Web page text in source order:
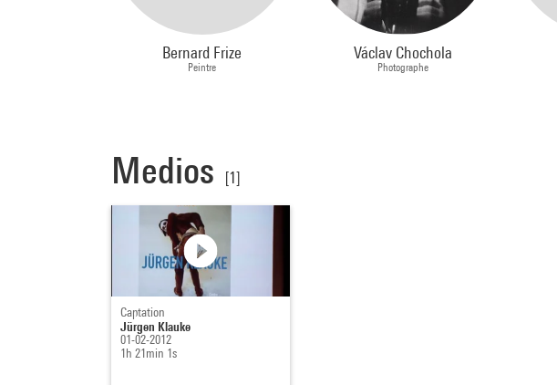
Bernard Frize
Peintre
Václav Chochola
Photographe
Medios [1]
Captation
Jürgen Klauke
01-02-2012
1h 21min 1s